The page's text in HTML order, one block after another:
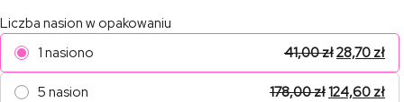
Liczba nasion w opakowaniu
1 nasiono
41,00zł28,70 zł
5 nasion 178,00zł124,60 zł